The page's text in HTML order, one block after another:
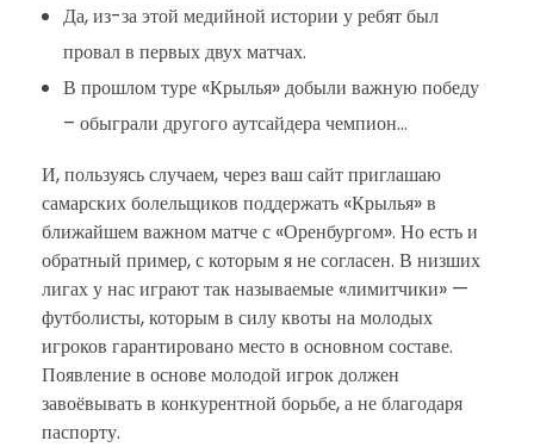
Да, из-за этой медийной истории у ребят был
провал в первых двух матчах.
В прошлом туре «Крылья» добыли важную победу
– обыграли другого аутсайдера чемпион…
И, пользуясь случаем, через ваш сайт приглашаю
самарских болельщиков поддержать «Крылья» в
ближайшем важном матче с «Оренбургом». Но есть и
обратный пример, с которым я не согласен. В низших
лигах у нас играют так называемые «лимитчики» —
футболисты, которым в силу квоты на молодых
игроков гарантировано место в основном составе.
Появление в основе молодой игрок должен
завоёвывать в конкурентной борьбе, а не благодаря
паспорту.